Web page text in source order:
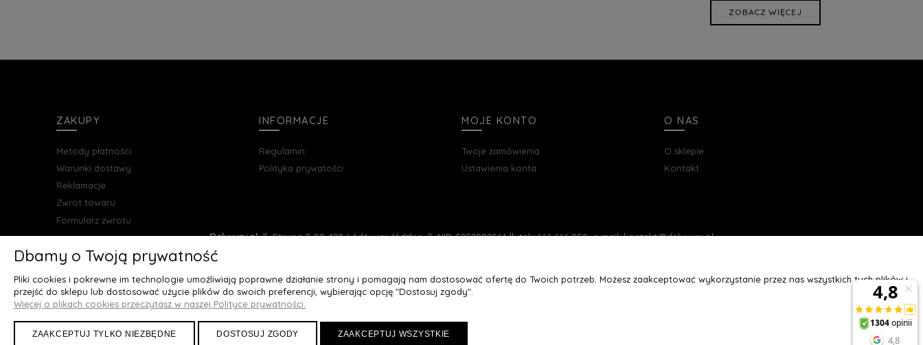
ZOBACZ WIĘCEJ
ZAKUPY
Metody płatności
Warunki dostawy
Reklamacje
Zwrot towaru
Formularz zwrotu
INFORMACJE
Regulamin
Polityka prywatości
MOJE KONTO
Twoje zamówienia
Ustawienia konta
O NAS
O sklepie
Kontakt
Deluxury.pl|| Struga 7, 90-420 Łódź, woj. łódzkie || NIP: 5252902064 || tel.: 666 666 950, e-mail: kontakt@deluxury.pl
MaxsoteRocoto Theme. All rights reserved
Dbamy o Twoją prywatność
Pliki cookies i pokrewne im technologie umożliwiają poprawne działanie strony i pomagają nam dostosować ofertę do Twoich potrzeb. Możesz zaakceptować wykorzystanie przez nas wszystkich tych plików i
przejść do sklepu lub dostosować użycie plików do swoich preferencji, wybierając opcję "Dostosuj zgody".
Więcej o plikach cookies przeczytasz w naszej Polityce prywatności.
ZAAKCEPTUJ TYLKO NIEZBĘDNE DOSTOSUJ ZGODY ZAAKCEPTUJ WSZYSTKIE